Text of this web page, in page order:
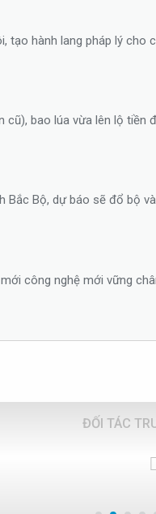
hành lang pháp lý cho
bao lúa vừa lên lộ tiền
Bắc Bộ, dự báo sẽ đổ bộ
công nghệ mới vững
ĐỐI TÁC